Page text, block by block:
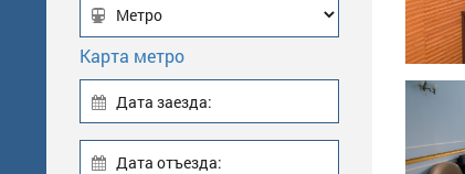
Карта метро
Дата заезда:
Дата отъезда: